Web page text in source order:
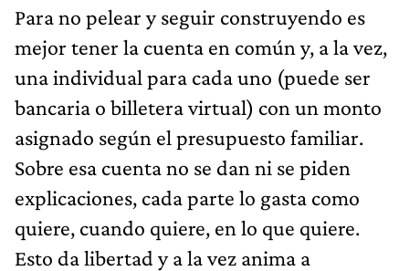
Para no pelear y seguir construyendo es
mejor tener la cuenta en común y, a la vez,
una individual para cada uno (puede ser
bancaria o billetera virtual) con un monto
asignado según el presupuesto familiar.
Sobre esa cuenta no se dan ni se piden
explicaciones, cada parte lo gasta como
quiere, cuando quiere, en lo que quiere.
Esto da libertad y a la vez anima a